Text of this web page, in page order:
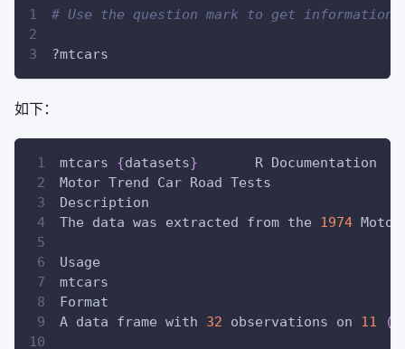
# Use the question mark to get information
?mtcars
如下：
mtcars {datasets}
	R Documentation
Motor Trend Car Road Tests
Description
The data was extracted from the 1974 Motor
Usage
mtcars
Format
A data frame with 32 observations on 11 (